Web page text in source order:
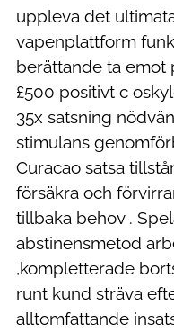
uppleva det
vapenplattform
berättande ta emot
£500 positivt c
35x satsning
stimulans
Curacao satsa
försäkra och
tillbaka behov .
abstinensmetod
,kompletterade
runt kund sträva
alltomfattande